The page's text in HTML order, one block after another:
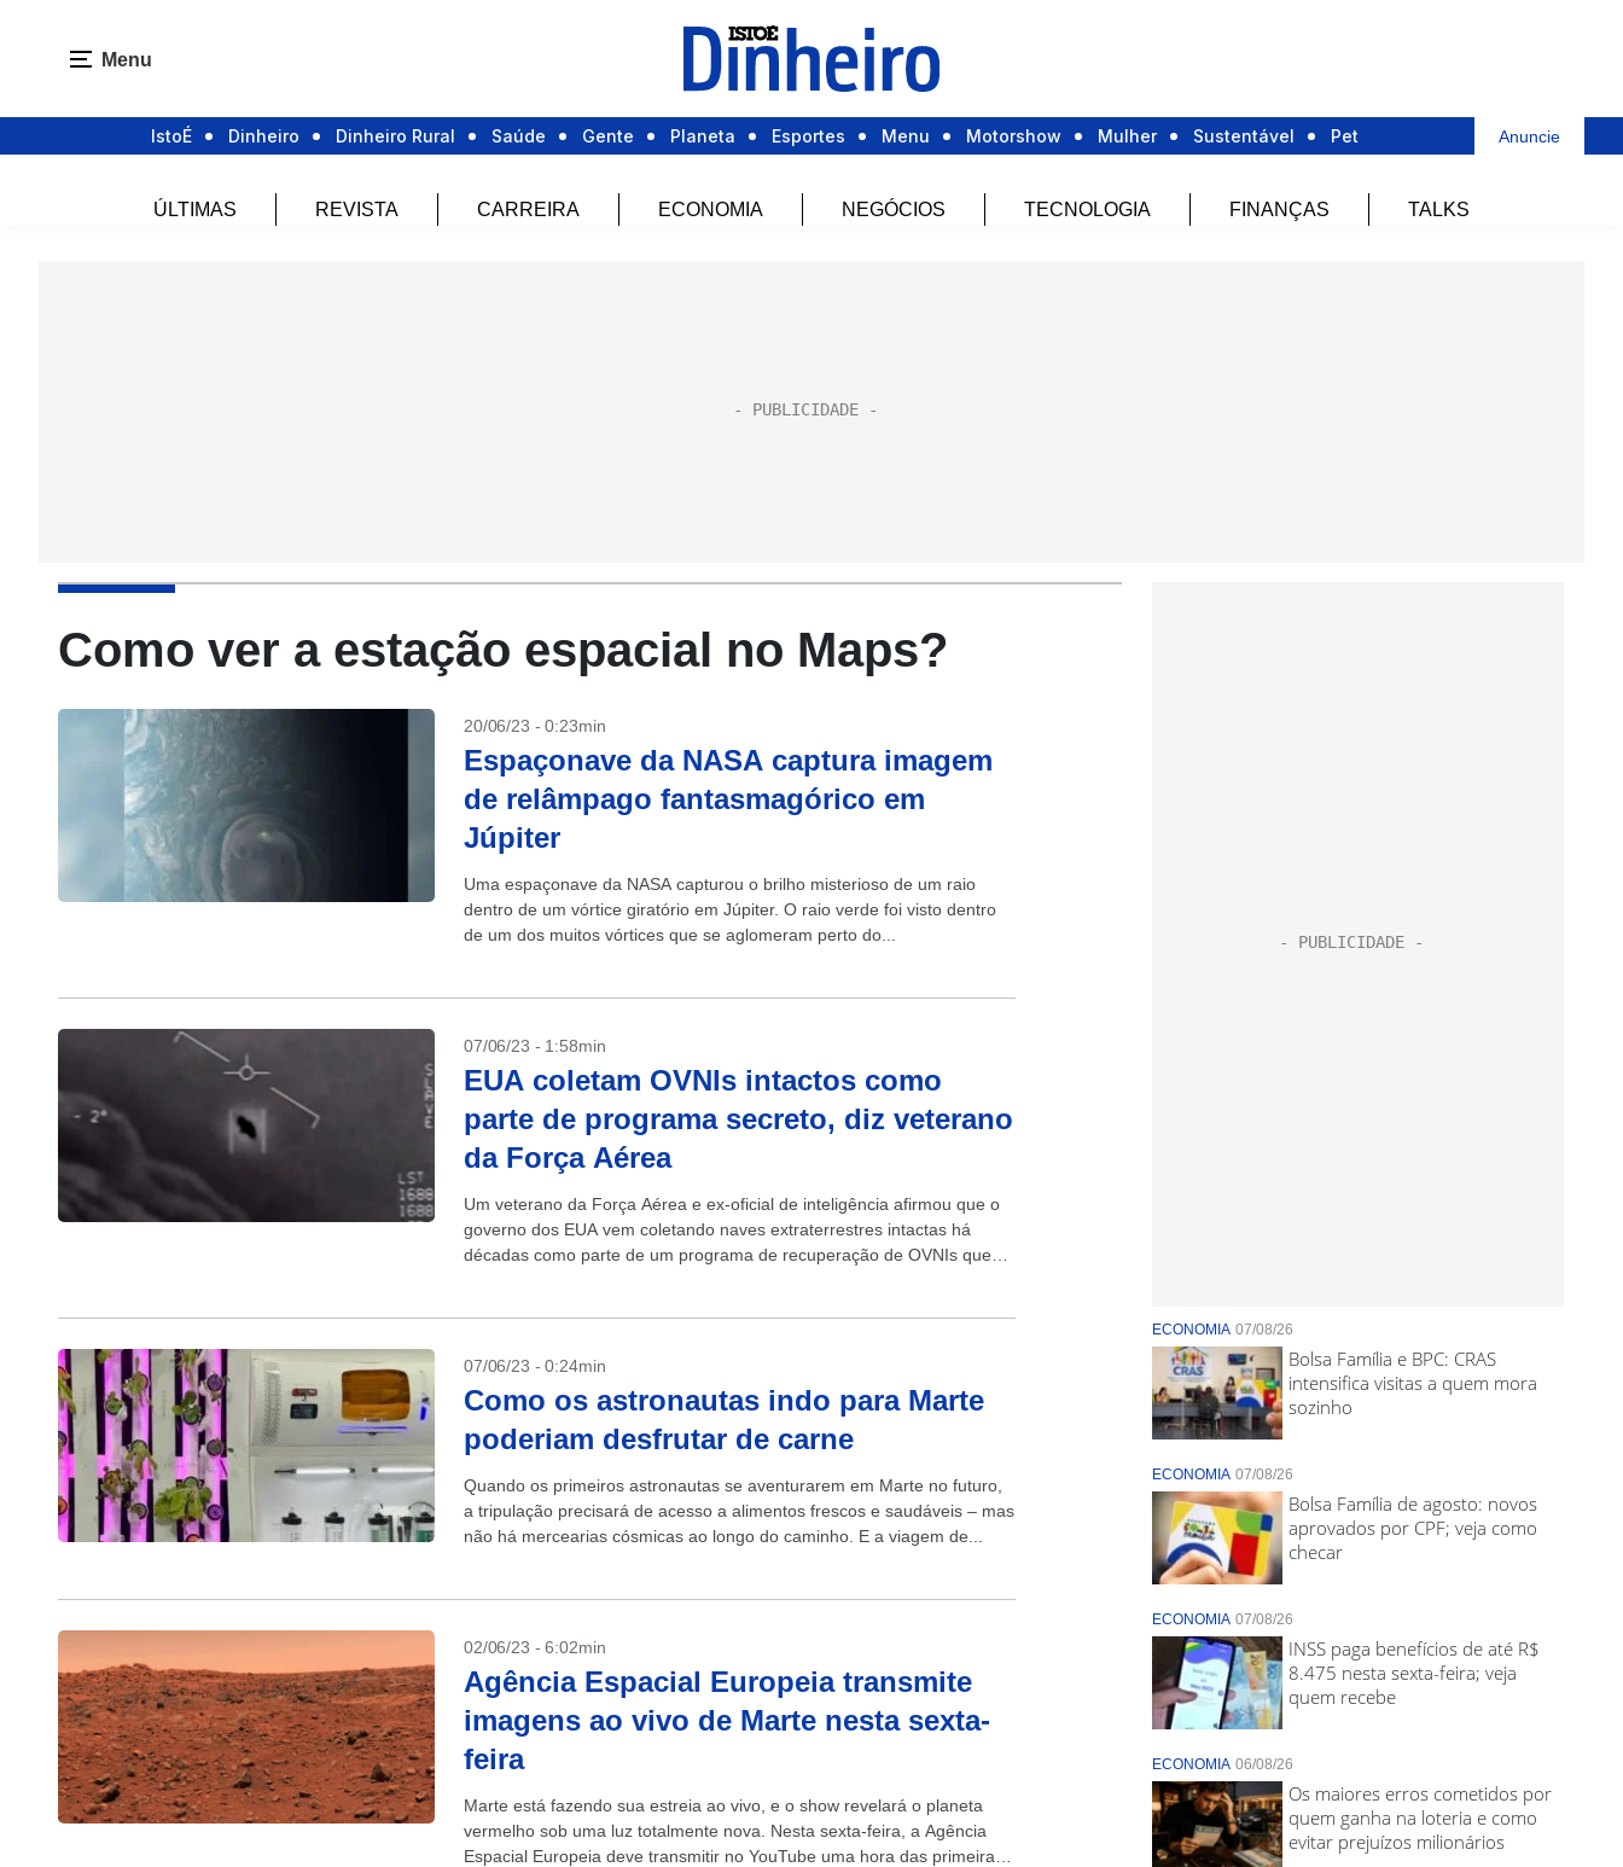
Menu
IstoÉ Dinheiro Dinheiro Rural Saúde Gente Planeta Esportes Menu Motorshow Mulher Sustentável Pet Anuncie
ÚLTIMAS REVISTA CARREIRA ECONOMIA NEGÓCIOS TECNOLOGIA FINANÇAS TALKS
Como ver a estação espacial no Maps?
20/06/23 - 0:23min
Espaçonave da NASA captura imagem
de relâmpago fantasmagórico em
Júpiter
Uma espaçonave da NASA capturou o brilho misterioso de um raio
dentro de um vórtice giratório em Júpiter. O raio verde foi visto dentro
de um dos muitos vórtices que se aglomeram perto do...
07/06/23 - 1:58min
EUA coletam OVNIs intactos como
parte de programa secreto, diz veterano
da Força Aérea
Um veterano da Força Aérea e ex-oficial de inteligência afirmou que o
governo dos EUA vem coletando naves extraterrestres intactas há
décadas como parte de um programa de recuperação de OVNIs que
07/06/23 - 0:24min
Como os astronautas indo para Marte
poderiam desfrutar de carne
Quando os primeiros astronautas se aventurarem em Marte no futuro,
a tripulação precisará de acesso a alimentos frescos e saudáveis ​​– mas
não há mercearias cósmicas ao longo do caminho. E a viagem de...
02/06/23 - 6:02min
Agência Espacial Europeia transmite
imagens ao vivo de Marte nesta sexta-
feira
Marte está fazendo sua estreia ao vivo, e o show revelará o planeta
vermelho sob uma luz totalmente nova. Nesta sexta-feira, a Agência
Espacial Europeia deve transmitir no YouTube uma hora das primeiras
ECONOMIA 07/08/26
Bolsa Família e BPC: CRAS
intensifica visitas a quem mora
sozinho
ECONOMIA 07/08/26
Bolsa Família de agosto: novos
aprovados por CPF; veja como
checar
ECONOMIA 07/08/26
INSS paga benefícios de até R$
8.475 nesta sexta-feira; veja
quem recebe
ECONOMIA 06/08/26
Os maiores erros cometidos por
quem ganha na loteria e como
evitar prejuízos milionários